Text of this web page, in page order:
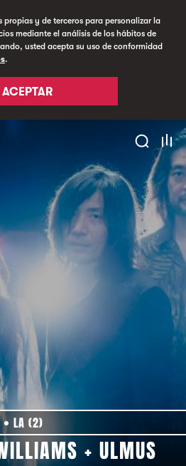
propias y de terceros para personalizar la
mediante el análisis de los hábitos de
usted acepta su uso de conformidad
.
ACEPTAR
LA (2)
+ ULMUS